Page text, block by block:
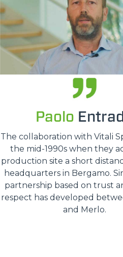
Paolo
The collaboration with Vitali
the mid-1990s when they
production site a short
headquarters in Bergamo.
partnership based on trust
respect has developed
and Merlo.